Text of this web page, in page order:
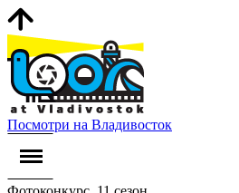
Посмотри на Владивосток